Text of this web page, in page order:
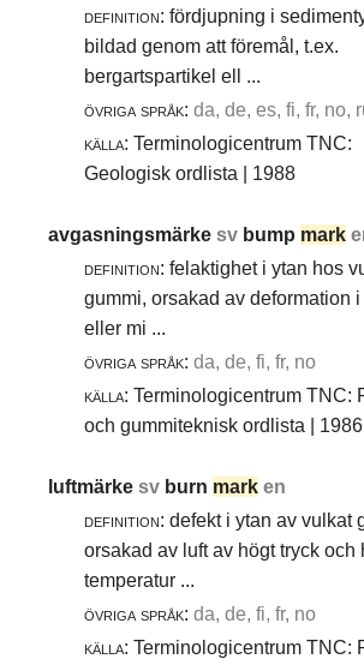
definition: fördjupning i
bildad genom att föremål, t.ex.
bergartspartikel ell ...
övriga språk: da, de, es, fi, fr, no,
källa: Terminologicentrum TNC:
Geologisk ordlista | 1988
avgasningsmärkesv bump mark
definition: felaktighet i ytan hos
gummi, orsakad av deformation i
eller mi ...
övriga språk: da, de, fi, fr, no
källa: Terminologicentrum TNC:
och gummiteknisk ordlista | 1986
luftmärkesv burn mark en
definition: defekt i ytan av vulkat
orsakad av luft av högt tryck och
temperatur ...
övriga språk: da, de, fi, fr, no
källa: Terminologicentrum TNC: